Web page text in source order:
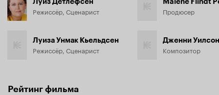
Режиссёр, Сценарист
Луиза Унмак Кьельдсен
Режиссёр, Сценарист
Продюсер
Дженни Уилсон
Композитор
Рейтинг фильма